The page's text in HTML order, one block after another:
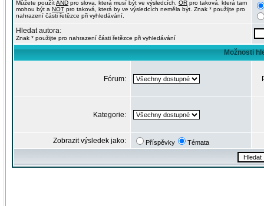
Můžete použítAND pro slova, která musí být ve výsledcích, OR pro taková, která tam
mohou být a NOT pro taková, která by ve výsledcích neměla být. Znak * použijte pro
nahrazení části řetězce při vyhledávání.
Hledat autora:
Znak * použijte pro nahrazení části řetězce při vyhledávání
Možnosti
Fórum:
Kategorie:
Zobrazit výsledek jako: Příspěvky Témata